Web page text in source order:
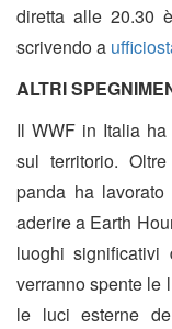
diretta alle 20.30
scrivendo a
ALTRI
Il WWF in Italia
sul territorio.
panda ha
aderire a Earth
luoghi
verranno spente le
le luci esterne